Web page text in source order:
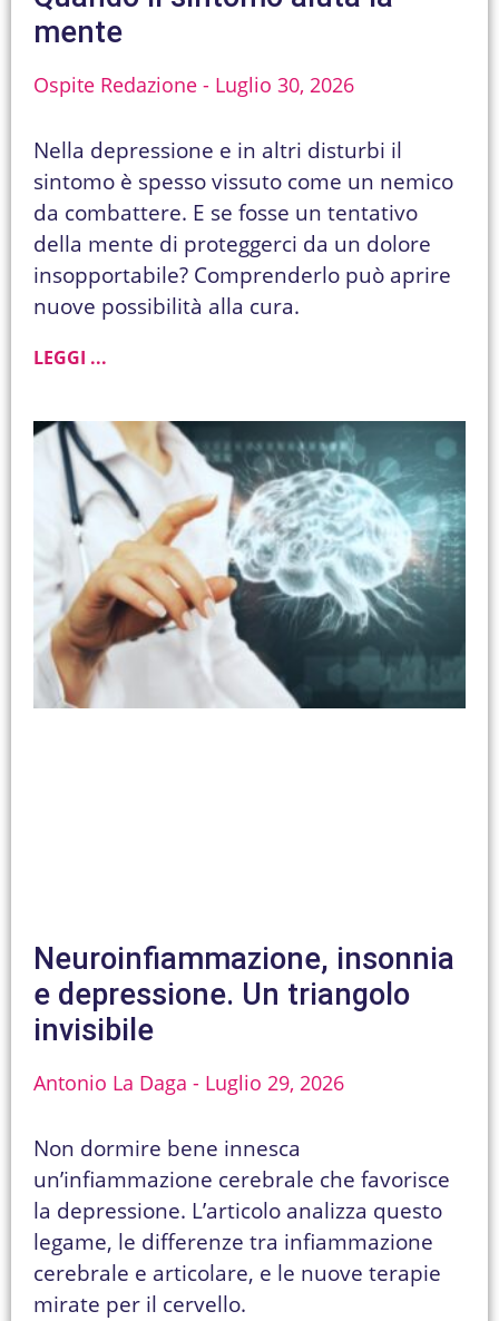
mente
Ospite Redazione Luglio 30, 2026
Nella depressione e in altri disturbi il
sintomo è spesso vissuto come un nemico
da combattere. E se fosse un tentativo
della mente di proteggerci da un dolore
insopportabile? Comprenderlo può aprire
nuove possibilità alla cura.
LEGGI ...
Neuroinfiammazione, insonnia
e depressione. Un triangolo
invisibile
Antonio La Daga Luglio 29, 2026
Non dormire bene innesca
un’infiammazione cerebrale che favorisce
la depressione. L’articolo analizza questo
legame, le differenze tra infiammazione
cerebrale e articolare, e le nuove terapie
mirate per il cervello.